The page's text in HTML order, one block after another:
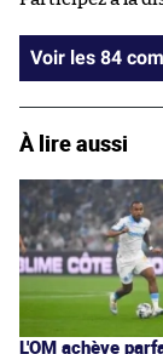
Voir
À lire aussi
L'OM achève